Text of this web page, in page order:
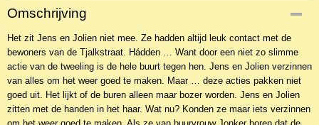
Productcode
NBKJ-260
EAN code
9789087189402
Omschrijving
Het zit Jens en Jolien niet mee. Ze hadden altijd leuk contact met de
bewoners van de Tjalkstraat. Hádden … Want door een niet zo slimme
actie van de tweeling is de hele buurt tegen hen. Jens en Jolien verzinnen
van alles om het weer goed te maken. Maar … deze acties pakken niet
goed uit. Het lijkt of de buren alleen maar bozer worden. Jens en Jolien
zitten met de handen in het haar. Wat nu? Konden ze maar iets verzinnen